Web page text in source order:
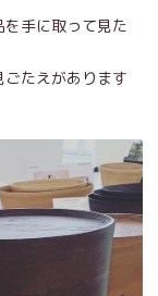
手に取って見た
たえがあります